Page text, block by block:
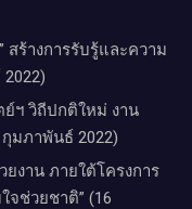
สร้างการรับรู้และความ
ฯ วิถีปกติใหม่ งาน
กุมภาพันธ์ 2022)
งาน ภายใต้โครงการ
จช่วยชาติ” (16